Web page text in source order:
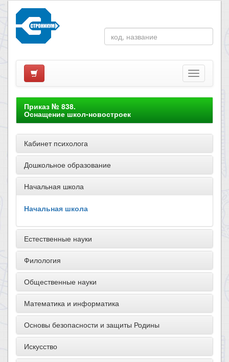
Приказ № 838.
Оснащение школ-новостроек
Кабинет психолога
Дошкольное образование
Начальная школа
Начальная школа
Естественные науки
Филология
Общественные науки
Математика и информатика
Основы безопасности и защиты Родины
Искусство